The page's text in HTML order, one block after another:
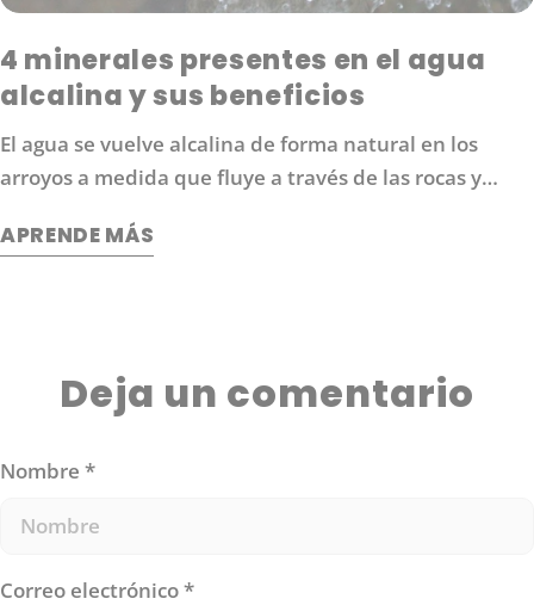
4 minerales presentes en el agua
alcalina y sus beneficios
El agua se vuelve alcalina de forma natural en los
arroyos a medida que fluye a través de las rocas y
que no es necesario seguir los arroyos todos los días
que se encuentra en la parte inferior de la botella de
DYLN. Hoy hablaremos sobre los 4 minerales
los beneficios que ofrecen individualmente.
APRENDE MÁS
Deja un comentario
Nombre *
Correo electrónico*